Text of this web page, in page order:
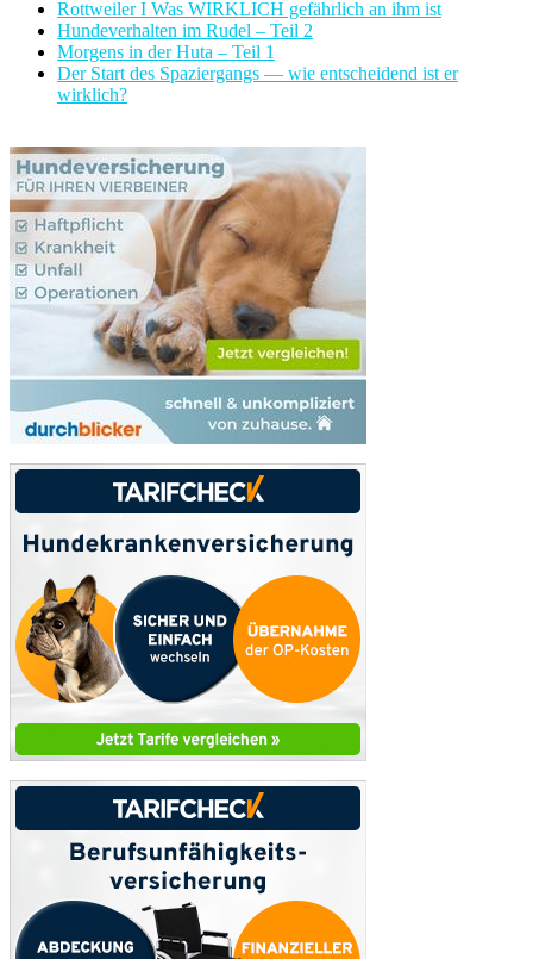
Rottweiler I Was WIRKLICH gefährlich an ihm ist
Hundeverhalten im Rudel – Teil 2
Morgens in der Huta – Teil 1
Der Start des Spaziergangs — wie entscheidend ist er
wirklich?